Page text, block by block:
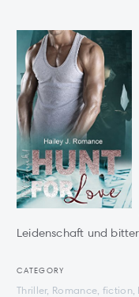
Leidenschaft und
CATEGORY
Thriller, Romance, fiction,